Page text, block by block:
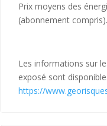
Prix moyens des
(abonnement compris).
Les informations sur
exposé sont
https://